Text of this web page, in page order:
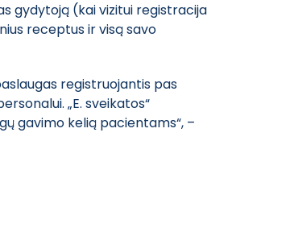
gydytoją (kai vizitui registracija
receptus ir visą savo
registruojantis pas
„E. sveikatos“
gavimo kelią pacientams“, –